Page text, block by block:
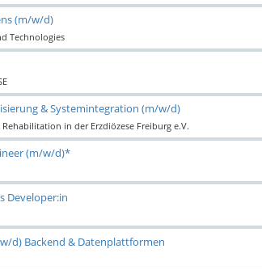
(m/w/d)
Technologies
& Systemintegration (m/w/d)
in der Erzdiözese Freiburg e.V.
(m/w/d)*
Developer:in
d) Backend & Datenplattformen